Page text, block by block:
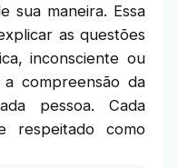
sua maneira. Essa
as questões
inconsciente ou
compreensão da
pessoa. Cada
respeitado como